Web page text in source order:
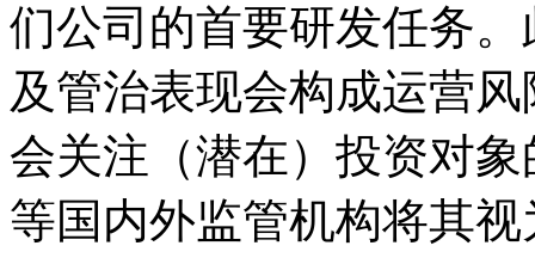
们公司的首要研发任务
及管治表现会构成运营
会关注（潜在）投资对象
等国内外监管机构将其